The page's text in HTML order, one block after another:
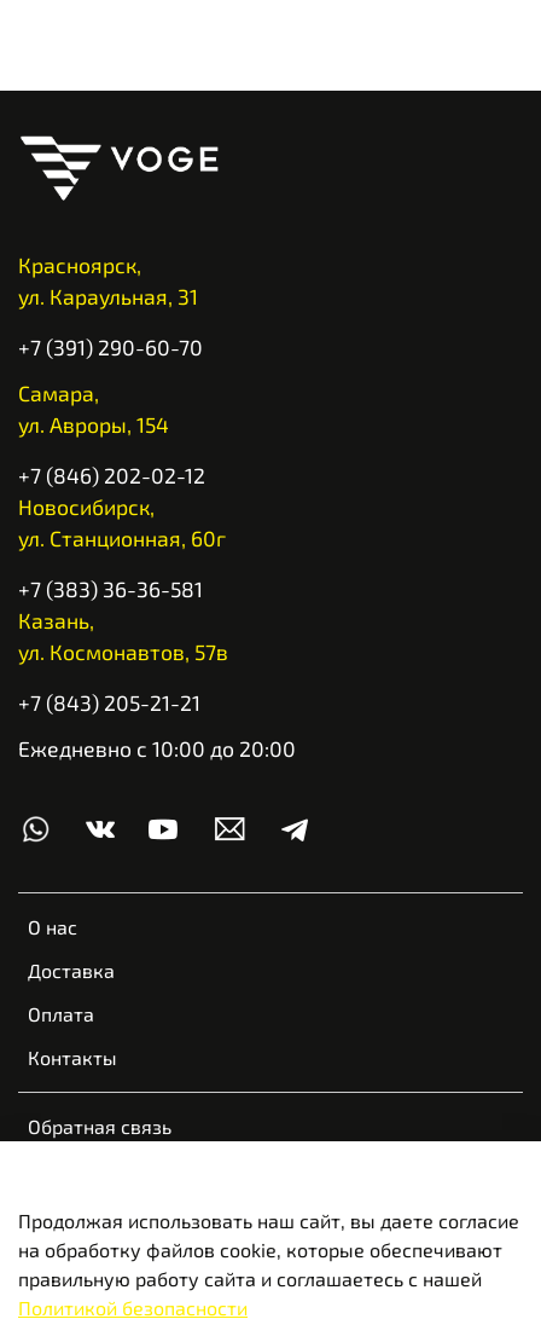
О нас
Доставка
Оплата
Контакты
Обратная связь
Оферта и политика конфиденциальности
Вакансии
Красноярск,
ул. Караульная, 31
+7 (391) 290-60-70
Самара,
ул. Авроры, 154
+7 (846) 202-02-12
Новосибирск,
ул. Станционная, 60г
+7 (383) 36-36-581
Казань,
ул. Космонавтов, 57в
+7 (843) 205-21-21
Ежедневно с 10:00 до 20:00
Продолжая использовать наш сайт, вы даете согласие
на обработку файлов cookie, которые обеспечивают
правильную работу сайта и соглашаетесь с нашей
Политикой безопасности